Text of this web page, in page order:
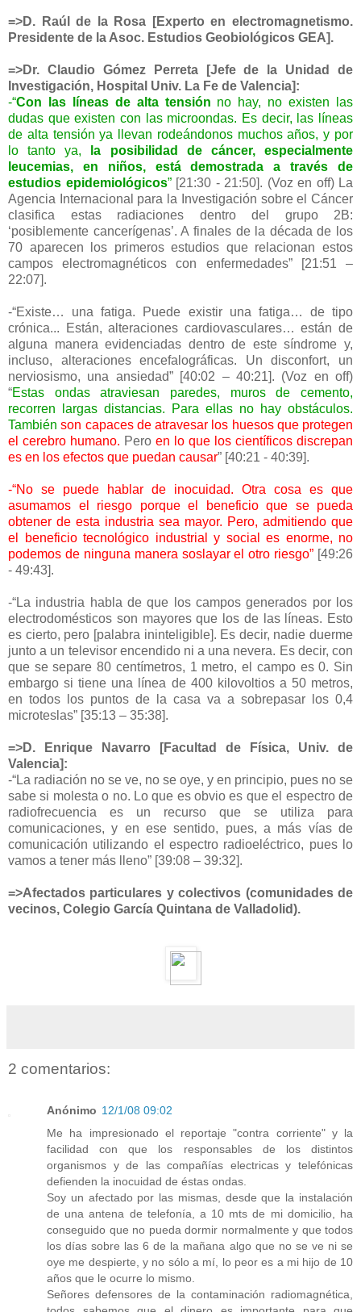
=>D. Raúl de la Rosa [Experto en electromagnetismo.
Presidente de la Asoc. Estudios Geobiológicos GEA].
=>Dr. Claudio Gómez Perreta [Jefe de la Unidad de
Investigación, Hospital Univ. La Fe de Valencia]:
-“Con las líneas de alta tensión no hay, no existen las
dudas que existen con las microondas. Es decir, las líneas
de alta tensión ya llevan rodeándonos muchos años, y por
lo tanto ya,
la posibilidad de cáncer, especialmente
leucemias, en niños, está demostrada a través de
estudios epidemiológicos”[21:30 - 21:50]. (Voz en off) La
Agencia Internacional para la Investigación sobre el Cáncer
clasifica estas radiaciones dentro del grupo 2B:
‘posiblemente cancerígenas’. A finales de la década de los
70 aparecen los primeros estudios que relacionan estos
campos electromagnéticos con enfermedades” [21:51 –
22:07].
-“Existe… una fatiga. Puede existir una fatiga… de tipo
crónica... Están, alteraciones cardiovasculares… están de
alguna manera evidenciadas dentro de este síndrome y,
incluso, alteraciones encefalográficas. Un disconfort, un
nerviosismo, una ansiedad” [40:02 – 40:21]. (Voz en off)
“Estas ondas atraviesan paredes, muros de cemento,
recorren largas distancias. Para ellas no hay obstáculos.
También son capaces de atravesar los huesos que protegen
el cerebro humano. Pero en lo que los científicos discrepan
es en los efectos que puedan causar” [40:21 - 40:39].
-“No se puede hablar de inocuidad. Otra cosa es que
asumamos el riesgo porque el beneficio que se pueda
obtener de esta industria sea mayor. Pero, admitiendo que
el beneficio tecnológico industrial y social es enorme, no
podemos de ninguna manera soslayar el otro riesgo” [49:26
- 49:43].
-“La industria habla de que los campos generados por los
electrodomésticos son mayores que los de las líneas. Esto
es cierto, pero [palabra ininteligible]. Es decir, nadie duerme
junto a un televisor encendido ni a una nevera. Es decir, con
que se separe 80 centímetros, 1 metro, el campo es 0. Sin
embargo si tiene una línea de 400 kilovoltios a 50 metros,
en todos los puntos de la casa va a sobrepasar los 0,4
microteslas” [35:13 – 35:38].
=>D. Enrique Navarro [Facultad de Física, Univ. de
Valencia]:
-“La radiación no se ve, no se oye, y en principio, pues no se
sabe si molesta o no. Lo que es obvio es que el espectro de
radiofrecuencia es un recurso que se utiliza para
comunicaciones, y en ese sentido, pues, a más vías de
comunicación utilizando el espectro radioeléctrico, pues lo
vamos a tener más lleno” [39:08 – 39:32].
=>Afectados particulares y colectivos (comunidades de
vecinos, Colegio García Quintana de Valladolid).
2 comentarios:
Anónimo 12/1/08 09:02
Me ha impresionado el reportaje "contra corriente" y la
facilidad con que los responsables de los distintos
organismos y de las compañías electricas y telefónicas
defienden la inocuidad de éstas ondas.
Soy un afectado por las mismas, desde que la instalación
de una antena de telefonía, a 10 mts de mi domicilio, ha
conseguido que no pueda dormir normalmente y que todos
los días sobre las 6 de la mañana algo que no se ve ni se
oye me despierte, y no sólo a mí, lo peor es a mi hijo de 10
años que le ocurre lo mismo.
Señores defensores de la contaminación radiomagnética,